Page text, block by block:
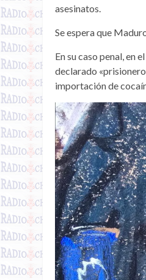
asesinatos.
Se espera que
En su caso penal, en
declarado
importación de